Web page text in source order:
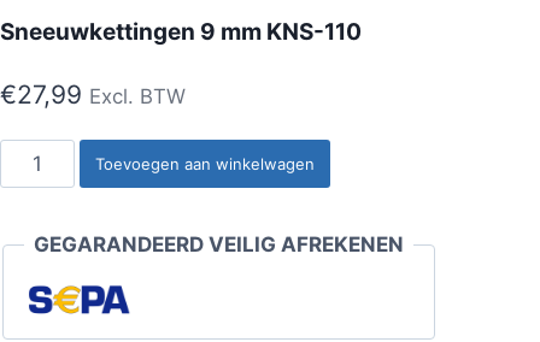
Sneeuwkettingen 9 mm KNS-110
€27,99 Excl. BTW
Sneeuwkettingen
9
KNS-
110
aantal
Toevoegen aan winkelwagen
GEGARANDEERD VEILIG AFREKENEN